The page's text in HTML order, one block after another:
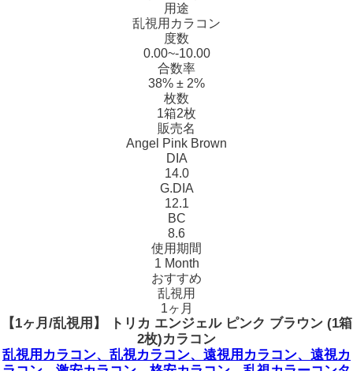
用途
乱視用カラコン
度数
0.00~-10.00
合数率
38% ± 2%
枚数
1箱2枚
販売名
Angel Pink Brown
DIA
14.0
G.DIA
12.1
BC
8.6
使用期間
1 Month
おすすめ
乱視用
1ヶ月
【1ヶ月/乱視用】 トリカ エンジェル ピンク ブラウン (1箱
2枚)カラコン
乱視用カラコン、乱視カラコン、遠視用カラコン、遠視カ